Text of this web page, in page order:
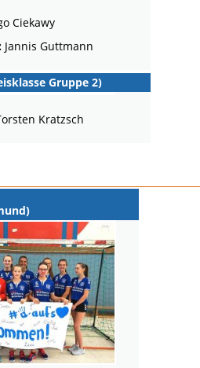
Ciekawy
Jannis Guttmann
Gruppe 2)
Kratzsch